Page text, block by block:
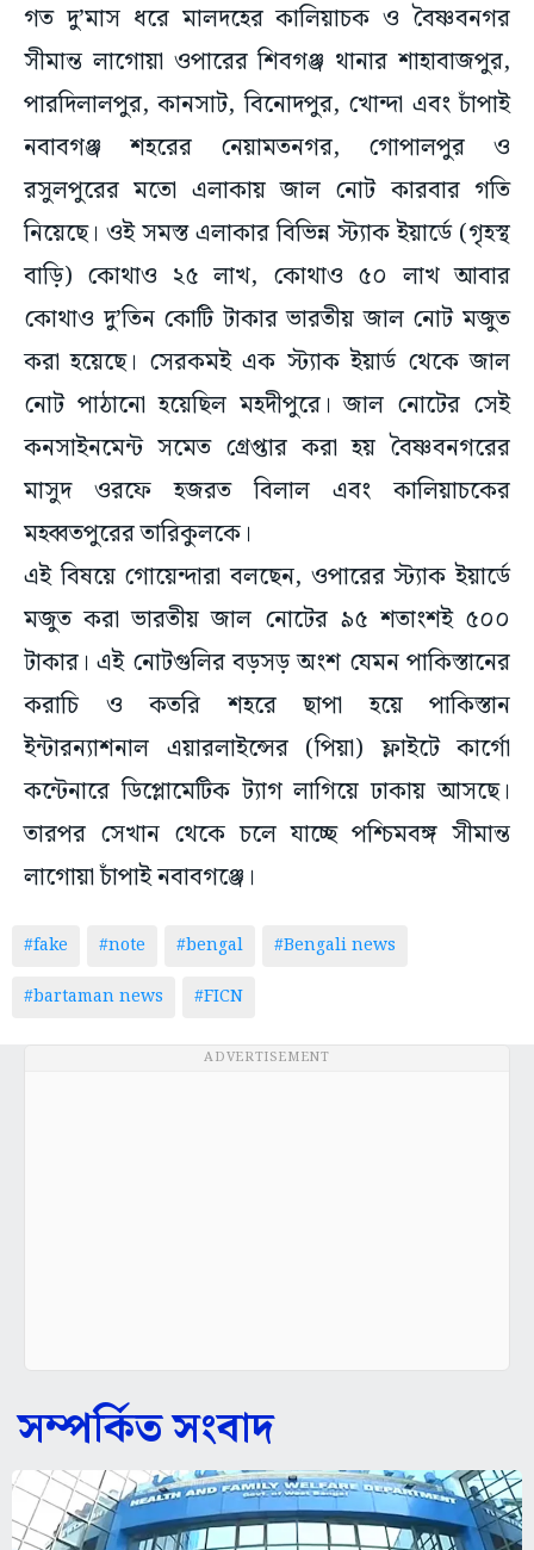
গত দু’মাস ধরে মালদহের কালিয়াচক ও বৈষ্ণবনগর
সীমান্ত লাগোয়া ওপারের শিবগঞ্জ থানার শাহাবাজপুর,
পারদিলালপুর, কানসাট, বিনোদপুর, খোন্দা এবং চাঁপাই
নবাবগঞ্জ শহরের নেয়ামতনগর, গোপালপুর ও
রসুলপুরের মতো এলাকায় জাল নোট কারবার গতি
নিয়েছে। ওই সমস্ত এলাকার বিভিন্ন স্ট্যাক ইয়ার্ডে (গৃহস্থ
বাড়ি) কোথাও ২৫ লাখ, কোথাও ৫০ লাখ আবার
কোথাও দু’তিন কোটি টাকার ভারতীয় জাল নোট মজুত
করা হয়েছে। সেরকমই এক স্ট্যাক ইয়ার্ড থেকে জাল
নোট পাঠানো হয়েছিল মহদীপুরে। জাল নোটের সেই
কনসাইনমেন্ট সমেত গ্রেপ্তার করা হয় বৈষ্ণবনগরের
মাসুদ ওরফে হজরত বিলাল এবং কালিয়াচকের
মহব্বতপুরের তারিকুলকে।
এই বিষয়ে গোয়েন্দারা বলছেন, ওপারের স্ট্যাক ইয়ার্ডে
মজুত করা ভারতীয় জাল নোটের ৯৫ শতাংশই ৫০০
টাকার। এই নোটগুলির বড়সড় অংশ যেমন পাকিস্তানের
করাচি ও কতরি শহরে ছাপা হয়ে পাকিস্তান
ইন্টারন্যাশনাল এয়ারলাইন্সের (পিয়া) ফ্লাইটে কার্গো
কন্টেনারে ডিপ্লোমেটিক ট্যাগ লাগিয়ে ঢাকায় আসছে।
তারপর সেখান থেকে চলে যাচ্ছে পশ্চিমবঙ্গ সীমান্ত
লাগোয়া চাঁপাই নবাবগঞ্জে।
#fake #note #bengal
#Bengali news
#bartaman news
#FICN
ADVERTISEMENT
সম্পর্কিত সংবাদ